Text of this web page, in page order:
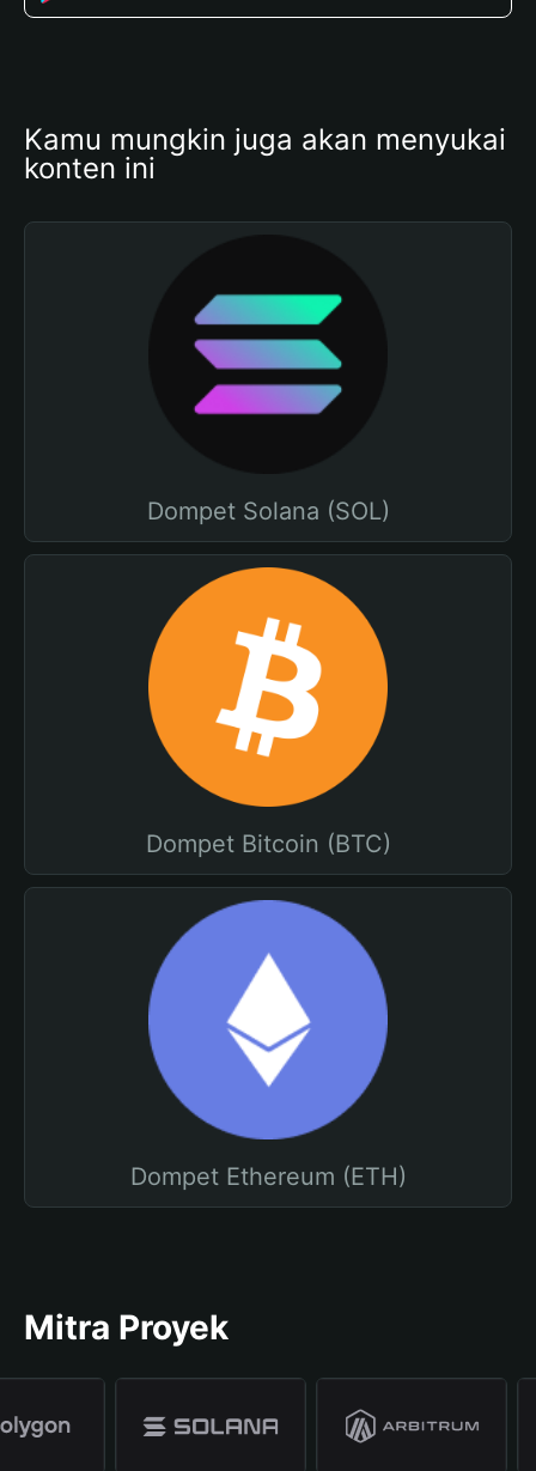
Kamu mungkin juga akan menyukai
konten ini
Dompet Solana (SOL)
Dompet Bitcoin (BTC)
Dompet Ethereum (ETH)
Mitra Proyek